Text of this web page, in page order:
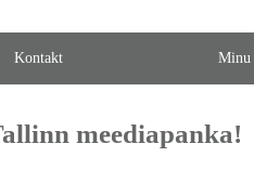
Kontakt Minu
meediapanka!